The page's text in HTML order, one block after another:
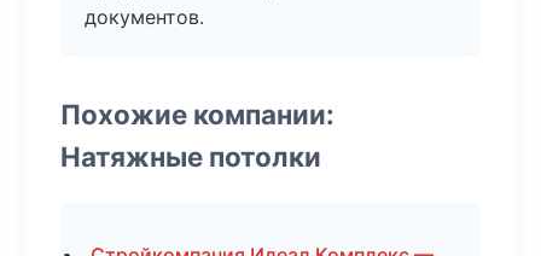
документов.
Похожие компании:
Натяжные потолки